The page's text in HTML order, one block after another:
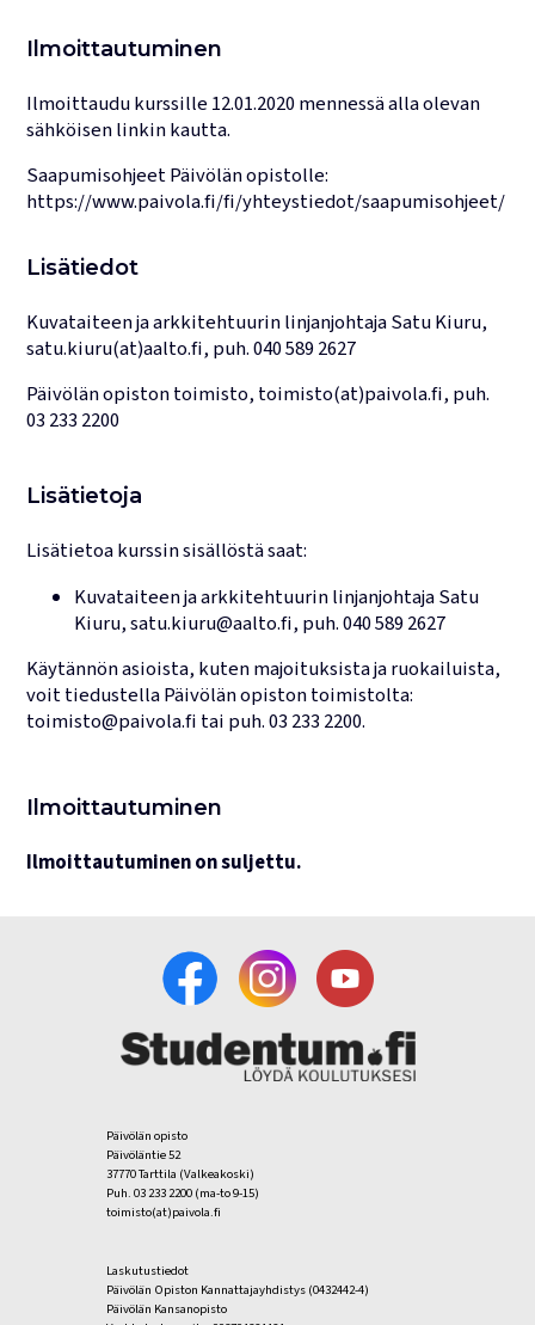
Ilmoittautuminen
Ilmoittaudu kurssille 12.01.2020 mennessä alla olevan
sähköisen linkin kautta.
Saapumisohjeet Päivölän opistolle:
https://www.paivola.fi/fi/yhteystiedot/saapumisohjeet/
Lisätiedot
Kuvataiteen ja arkkitehtuurin linjanjohtaja Satu Kiuru,
satu.kiuru(at)aalto.fi, puh. 040 589 2627
Päivölän opiston toimisto, toimisto(at)paivola.fi, puh.
03 233 2200
Lisätietoja
Lisätietoa kurssin sisällöstä saat:
Kuvataiteen ja arkkitehtuurin linjanjohtajaSatu
Kiuru,satu.kiuru@aalto.fi, puh.040 589 2627
Käytännön asioista, kuten majoituksista ja ruokailuista,
voit tiedustella Päivölän opiston toimistolta:
toimisto@paivola.fi tai puh.03 233 2200.
Ilmoittautuminen
Ilmoittautuminen on suljettu.
Päivölän opisto
Päivöläntie 52
37770 Tarttila (Valkeakoski)
Puh. 03 233 2200 (ma-to 9-15)
toimisto(at)paivola.fi
Laskutustiedot
Päivölän Opiston Kannattajayhdistys (0432442-4)
Päivölän Kansanopisto